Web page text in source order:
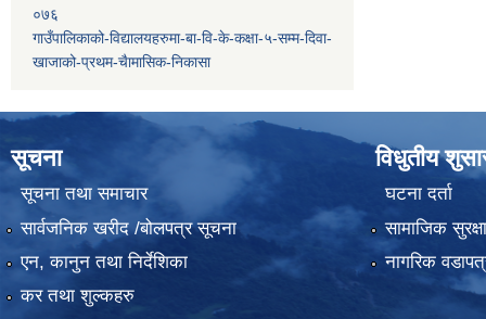
०७६
गाउँपालिकाको-विद्यालयहरुमा-बा-वि-के-कक्षा-५-सम्म-दिवा-
खाजाको-प्रथम-चैामासिक-निकासा
सूचना
सूचना तथा समाचार
सार्वजनिक खरीद /बोलपत्र सूचना
एन, कानुन तथा निर्देशिका
कर तथा शुल्कहरु
विधुतीय
घटना दर्ता
सामाजिक सुरक्षा
नागरिक